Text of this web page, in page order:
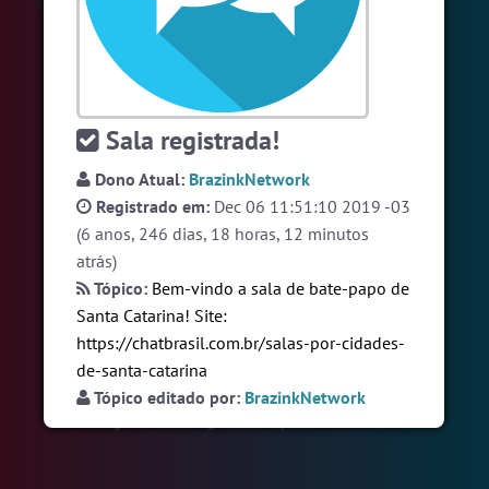
#Evangelicos
4 pessoas
#LoveHits
3 pessoas
#WordPlay
Ver todas as salas
🎁 Promoção
🛍 Crie seu Chat e Rádio 📻
com Site e Chat Bot 🤖 de Pedidos.
Sala registrada!
Dono Atual: BrazinkNetwork
Registrado em: Dec 06 11:51:10 2019 -03
(6 anos, 246 dias, 18 horas, 12 minutos
atrás)
Tópico: Bem-vindo a sala de bate-papo de
Santa Catarina! Site:
https://chatbrasil.com.br/salas-por-cidades-
de-santa-catarina
Tópico editado por: BrazinkNetwork